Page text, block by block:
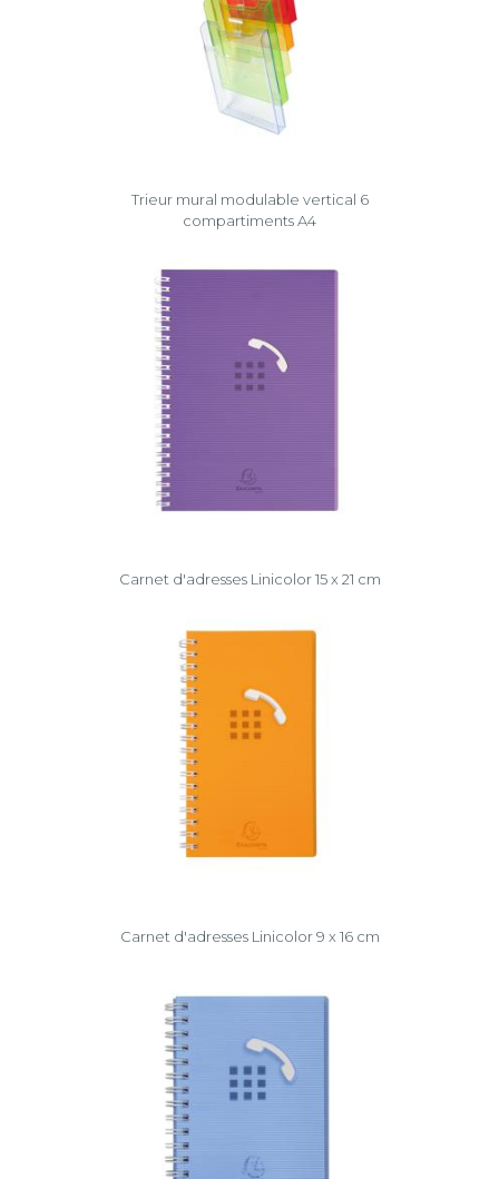
Trieur mural modulable vertical 6
compartiments A4
Carnet d'adresses Linicolor 15 x 21 cm
Carnet d'adresses Linicolor 9 x 16 cm